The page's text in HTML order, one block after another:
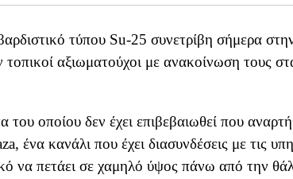
τύπου Su-25 συνετρίβη σήμερα
αξιωματούχοι με ανακοίνωση τους
του οποίου δεν έχει επιβεβαιωθεί που
ένα κανάλι που έχει διασυνδέσεις με τις
να πετάει σε χαμηλό ύψος πάνω από την